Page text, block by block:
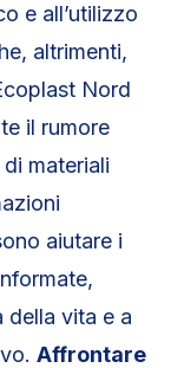
e all’utilizzo
altrimenti,
Nord
il rumore
materiali
aiutare i
della vita e a
Affrontare